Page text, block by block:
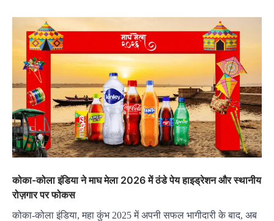
कोका-कोला इंडिया ने माघ मेला 2026 में ठंडे पेय हाइड्रेशन और स्थानीय
रोज़गार पर फोकस
कोका-कोला इंडिया, महा कुंभ 2025 में अपनी सफल भागीदारी के बाद, अब